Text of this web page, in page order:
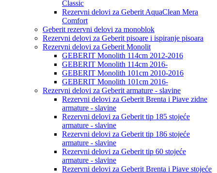
Classic
Rezervni delovi za Geberit AquaClean Mera
Comfort
Geberit rezervni delovi za monoblok
Rezervni delovi za Geberit pisoare i ispiranje pisoara
Rezervni delovi za Geberit Monolit
GEBERIT Monolith 114cm 2012-2016
GEBERIT Monolith 114cm 2016-
GEBERIT Monolith 101cm 2010-2016
GEBERIT Monolith 101cm 2016-
Rezervni delovi za Geberit armature - slavine
Rezervni delovi za Geberit Brenta i Piave zidne
armature - slavine
Rezervni delovi za Geberit tip 185 stojeće
armature - slavine
Rezervni delovi za Geberit tip 186 stojeće
armature - slavine
Rezervni delovi za Geberit tip 60 stojeće
armature - slavine
Rezervni delovi za Geberit Brenta i Piave stojeće